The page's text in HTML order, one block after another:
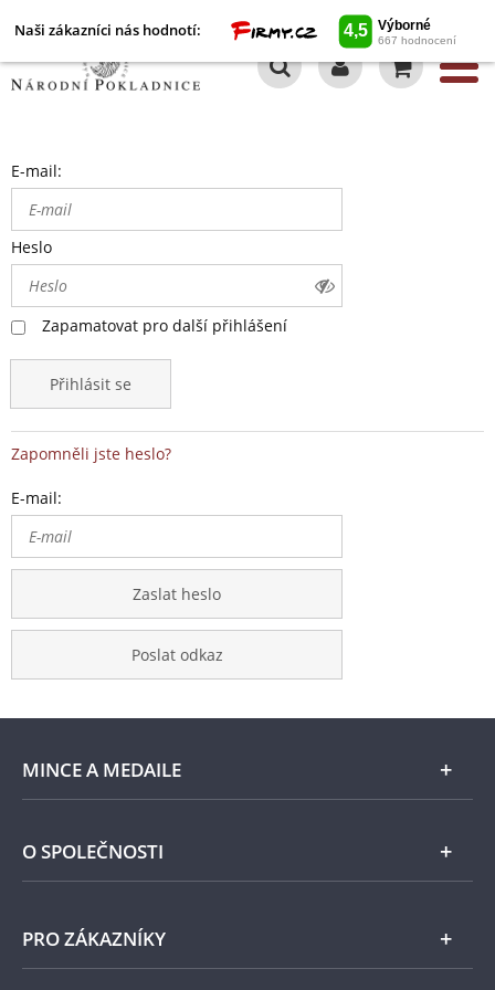
Naši zákazníci nás hodnotí:
E-mail:
Heslo
Zapamatovat pro další přihlášení
Přihlásit se
Zapomněli jste heslo?
E-mail:
Zaslat heslo
Poslat odkaz
MINCE A MEDAILE
E-shop
Stříbro
O SPOLEČNOSTI
Národní Pokladnice
PRO ZÁKAZNÍKY